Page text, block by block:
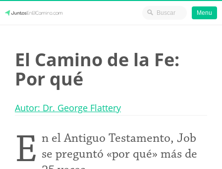
content
Menu
El Camino de la Fe:
Por qué
Autor: Dr. George Flattery
E n el Antiguo Testamento, Job
se preguntó «por qué» más de